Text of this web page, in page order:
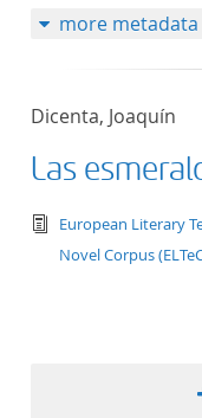
more metadata
Dicenta, Joaquín
Las
text/
European Literary
Novel Corpus